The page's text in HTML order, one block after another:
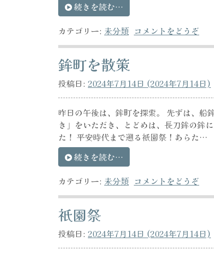
続きを読む…
カテゴリー: 未分類 コメントをどうぞ
鉾町を散策
投稿日: 2024年7月14日 (2024年7月14日)
昨日の午後は、鉾町を探索。 先ずは、船
き」をいただき、とどめは、長刀鉾の鉾
た！ 平安時代まで遡る祇園祭！あらた…
続きを読む…
カテゴリー: 未分類 コメントをどうぞ
祇園祭
投稿日: 2024年7月14日 (2024年7月14日)